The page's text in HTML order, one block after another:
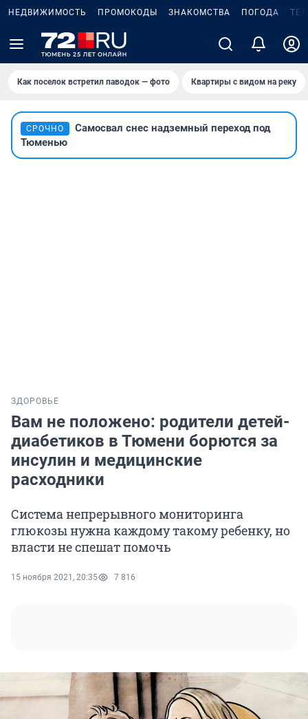
НЕДВИЖИМОСТЬ ПРОМОКОДЫ ЗНАКОМСТВА ПОГОДА
Как поселок встретил паводок — фото Квартиры с видом на реку
СРОЧНО
Самосвал снес надземный переход под
Тюменью
ЗДОРОВЬЕ
Вам не положено: родители детей-
диабетиков в Тюмени борются за
инсулин и медицинские
расходники
Система непрерывного мониторинга
глюкозы нужна каждому такому ребенку, но
власти не спешат помочь
15 ноября 2021, 20:35 7 816